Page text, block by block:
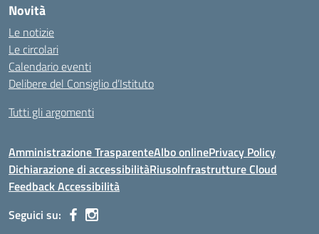
Novità
Le notizie
Le circolari
Calendario eventi
Delibere del Consiglio d’Istituto
Tutti gli argomenti
Amministrazione TrasparenteAlbo onlinePrivacy Policy
Dichiarazione di accessibilitàRiusoInfrastrutture Cloud
Feedback Accessibilità
Seguici su: